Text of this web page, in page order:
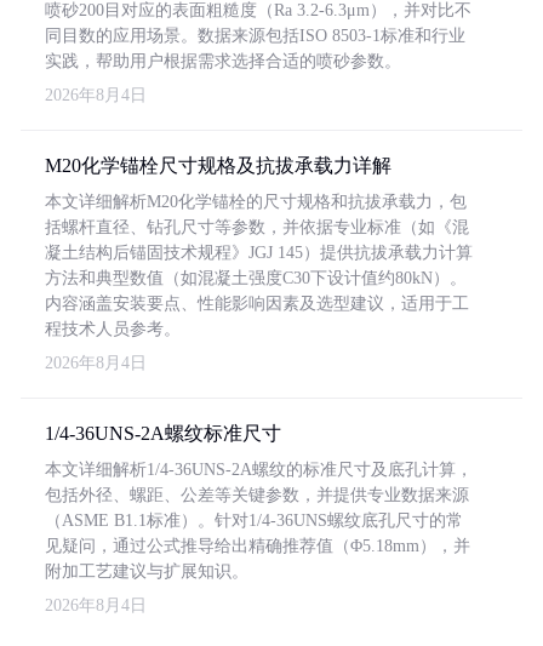
喷砂200目对应的表面粗糙度（Ra 3.2-6.3μm），并对比不
同目数的应用场景。数据来源包括ISO 8503-1标准和行业
实践，帮助用户根据需求选择合适的喷砂参数。
2026年8月4日
M20化学锚栓尺寸规格及抗拔承载力详解
本文详细解析M20化学锚栓的尺寸规格和抗拔承载力，包
括螺杆直径、钻孔尺寸等参数，并依据专业标准（如《混
凝土结构后锚固技术规程》JGJ 145）提供抗拔承载力计算
方法和典型数值（如混凝土强度C30下设计值约80kN）。
内容涵盖安装要点、性能影响因素及选型建议，适用于工
程技术人员参考。
2026年8月4日
1/4-36UNS-2A螺纹标准尺寸
本文详细解析1/4-36UNS-2A螺纹的标准尺寸及底孔计算，
包括外径、螺距、公差等关键参数，并提供专业数据来源
（ASME B1.1标准）。针对1/4-36UNS螺纹底孔尺寸的常
见疑问，通过公式推导给出精确推荐值（Φ5.18mm），并
附加工艺建议与扩展知识。
2026年8月4日